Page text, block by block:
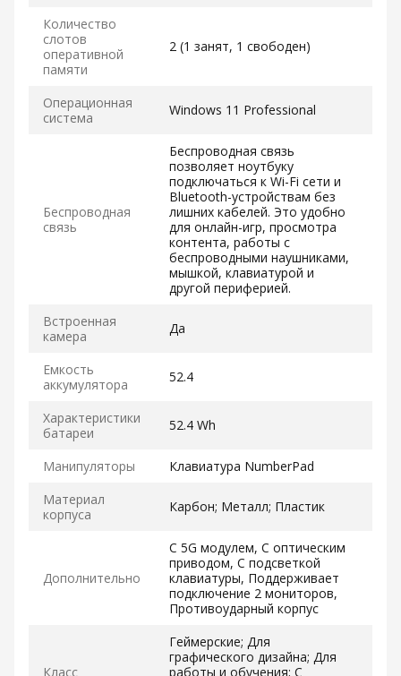
Количество
слотов
оперативной
памяти
2 (1 занят, 1 свободен)
Операционная
система
Windows 11 Professional
Беспроводная
связь
Беспроводная связь
позволяет ноутбуку
подключаться к Wi-Fi сети и
Bluetooth-устройствам без
лишних кабелей. Это удобно
для онлайн-игр, просмотра
контента, работы с
беспроводными наушниками,
мышкой, клавиатурой и
другой периферией.
Встроенная
камера
Да
Емкость
аккумулятора
52.4
Характеристики
батареи
52.4 Wh
Манипуляторы
Клавиатура NumberPad
Материал
корпуса
Карбон; Металл; Пластик
Дополнительно
С 5G модулем, С оптическим
приводом, С подсветкой
клавиатуры, Поддерживает
подключение 2 мониторов,
Противоударный корпус
Класс
Геймерские; Для
графического дизайна; Для
работы и обучения; С